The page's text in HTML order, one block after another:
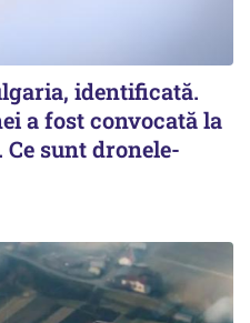
identificată.
a fost convocată la
sunt dronele-